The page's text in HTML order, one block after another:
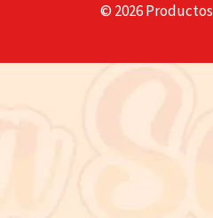
© 2026 Productos